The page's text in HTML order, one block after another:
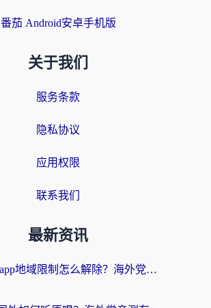
番茄 Android安卓手机版
关于我们
服务条款
隐私协议
应用权限
联系我们
最新资讯
优酷手机app地域限制怎么解除？海外党亲测有效的追剧方案